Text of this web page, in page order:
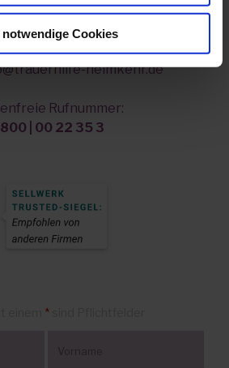
notwendige Cookies
Oelsnitz (Vogtland)
037421 | 22 35 3
heimkehr.de
Rufnummer:
| 00 22 35 3
*sind Pflichtfelder